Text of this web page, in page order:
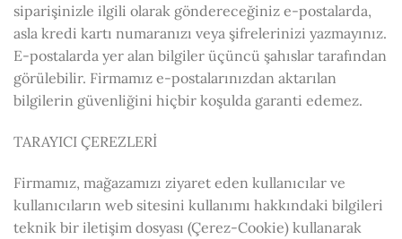
siparişinizle ilgili olarak göndereceğiniz e-postalarda,
asla kredi kartı numaranızı veya şifrelerinizi yazmayınız.
E-postalarda yer alan bilgiler üçüncü şahıslar tarafından
görülebilir. Firmamız e-postalarınızdan aktarılan
bilgilerin güvenliğini hiçbir koşulda garanti edemez.
TARAYICI ÇEREZLERİ
Firmamız, mağazamızı ziyaret eden kullanıcılar ve
kullanıcıların web sitesini kullanımı hakkındaki bilgileri
teknik bir iletişim dosyası (Çerez-Cookie) kullanarak